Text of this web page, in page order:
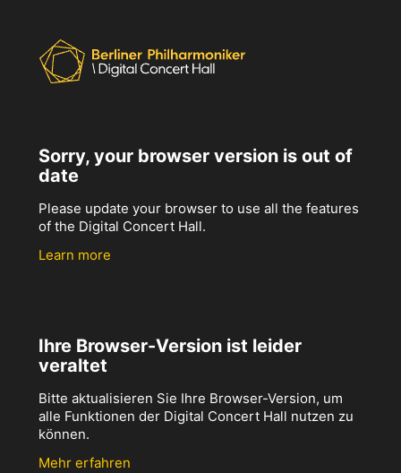
Sorry, your browser version is out of
date
Please update your browser to use all the features
of the Digital Concert Hall.
Learn more
Ihre Browser-Version ist leider
veraltet
Bitte aktualisieren Sie Ihre Browser-Version, um
alle Funktionen der Digital Concert Hall nutzen zu
können.
Mehr erfahren